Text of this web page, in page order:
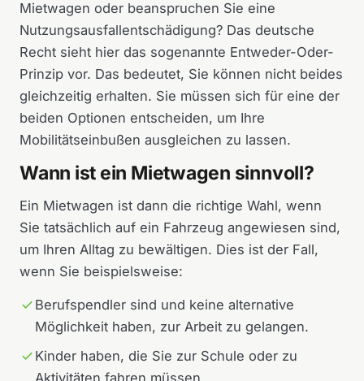
Mietwagen oder beanspruchen Sie eine
Nutzungsausfallentschädigung? Das deutsche
Recht sieht hier das sogenannte Entweder-Oder-
Prinzip vor. Das bedeutet, Sie können nicht beides
gleichzeitig erhalten. Sie müssen sich für eine der
beiden Optionen entscheiden, um Ihre
Mobilitätseinbußen ausgleichen zu lassen.
Wann ist ein Mietwagen sinnvoll?
Ein Mietwagen ist dann die richtige Wahl, wenn
Sie tatsächlich auf ein Fahrzeug angewiesen sind,
um Ihren Alltag zu bewältigen. Dies ist der Fall,
wenn Sie beispielsweise:
Berufspendler sind und keine alternative
Möglichkeit haben, zur Arbeit zu gelangen.
Kinder haben, die Sie zur Schule oder zu
Aktivitäten fahren müssen.